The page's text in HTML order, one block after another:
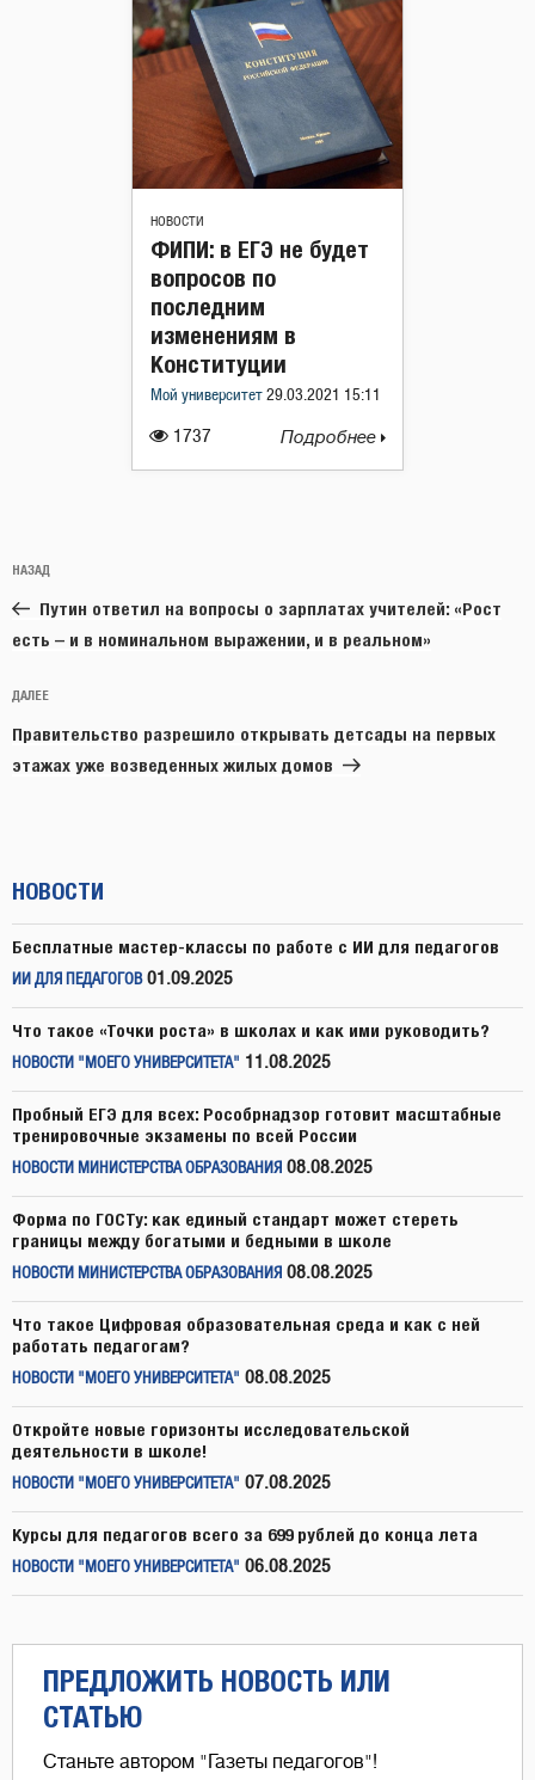
НОВОСТИ
1737
ФИПИ: в ЕГЭ не будет
вопросов по
последним
изменениям в
Конституции
Мой университет 29.03.2021 15:11
Подробнее
по
записям
Предыдущая
запись:
НАЗАД
Путин ответил на вопросы о зарплатах учителей: «Рост
есть – и в номинальном выражении, и в реальном»
Следующая
запись
ДАЛЕЕ
Правительство разрешило открывать детсады на первых
этажах уже возведенных жилых домов
НОВОСТИ
Бесплатные мастер-классы по работе с ИИ для педагогов
ИИ ДЛЯ ПЕДАГОГОВ 01.09.2025
Что такое «Точки роста» в школах и как ими руководить?
НОВОСТИ "МОЕГО УНИВЕРСИТЕТА" 11.08.2025
Пробный ЕГЭ для всех: Рособрнадзор готовит масштабные
тренировочные экзамены по всей России
НОВОСТИ МИНИСТЕРСТВА ОБРАЗОВАНИЯ 08.08.2025
Форма по ГОСТу: как единый стандарт может стереть
границы между богатыми и бедными в школе
НОВОСТИ МИНИСТЕРСТВА ОБРАЗОВАНИЯ 08.08.2025
Что такое Цифровая образовательная среда и как с ней
работать педагогам?
НОВОСТИ "МОЕГО УНИВЕРСИТЕТА" 08.08.2025
Откройте новые горизонты исследовательской
деятельности в школе!
НОВОСТИ "МОЕГО УНИВЕРСИТЕТА" 07.08.2025
Курсы для педагогов всего за 699 рублей до конца лета
НОВОСТИ "МОЕГО УНИВЕРСИТЕТА" 06.08.2025
ПРЕДЛОЖИТЬ НОВОСТЬ ИЛИ
СТАТЬЮ
Станьте автором "Газеты педагогов"!